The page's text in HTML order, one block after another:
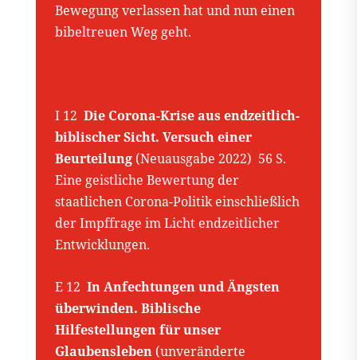
Bewegung verlassen hat und nun einen
bibeltreuen Weg geht.
I 12 Die Corona-Krise aus endzeitlich-
biblischer Sicht. Versuch einer
Beurteilung (Neuausgabe 2022) 56 S.
Eine geistliche Bewertung der
staatlichen Corona-Politik einschließlich
der Impffrage im Licht endzeitlicher
Entwicklungen.
E 12 In Anfechtungen und Ängsten
überwinden. Biblische
Hilfestellungen für unser
Glaubensleben(unveränderte